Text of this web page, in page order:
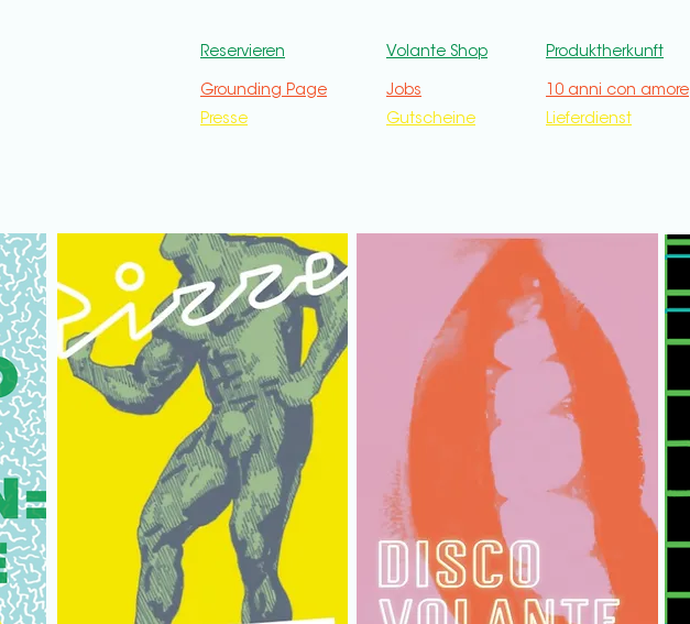
Reservieren Volante Shop Produktherkunft
Grounding Page Jobs 10 anni con amore
Presse
Gutscheine Lieferdienst